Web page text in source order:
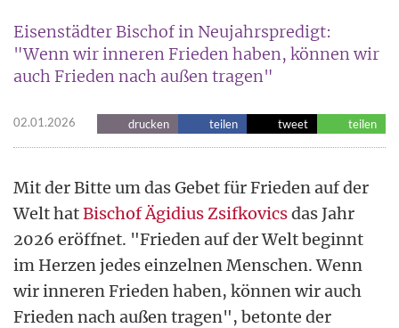
Eisenstädter Bischof in Neujahrspredigt:
"Wenn wir inneren Frieden haben, können wir
auch Frieden nach außen tragen"
02.01.2026 drucken teilen tweet teilen
Mit der Bitte um das Gebet für Frieden auf der
Welt hatBischof Ägidius Zsifkovicsdas Jahr
2026 eröffnet. "Frieden auf der Welt beginnt
im Herzen jedes einzelnen Menschen. Wenn
wir inneren Frieden haben, können wir auch
Frieden nach außen tragen", betonte der